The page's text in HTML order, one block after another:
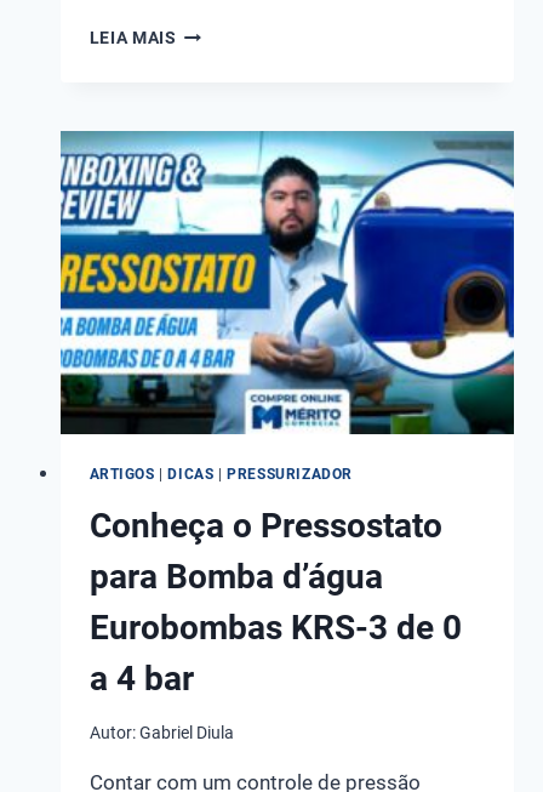
LEIA MAIS BOMBA
QUENTE
SCHNEIDER
SOLARIS
100
1/6
CV
MONOFÁSICA
220V
ARTIGOS |DICAS |PRESSURIZADOR
Conheça o Pressostato
para Bomba d’água
Eurobombas KRS-3 de 0
a 4 bar
Autor: Gabriel Diula
Contar com um controle de pressão